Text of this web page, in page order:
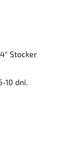
Stocker
10 dní.